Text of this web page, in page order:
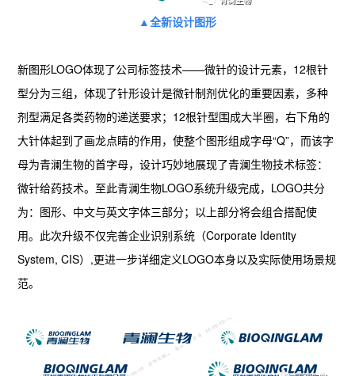
▲全新设计图形
新图形LOGO体现了公司标签技术——微针的设计元素，12根针
型分为三组，体现了针形设计是微针制剂优化的重要因素，多种
剂型满足各类药物的递送要求；12根针型围成大半圈，右下角的
大针体起到了画龙点睛的作用，使整个图形组成字母“Q”，而该字
母为青澜生物的首字母，设计巧妙地展现了青澜生物技术标签：
微针给药技术。至此青澜生物LOGO系统升级完成，LOGO共分
为：图形、中文与英文字体三部分；以上部分将会组合搭配使
用。此次升级不仅完善企业识别系统（Corporate Identity
System, CIS）,更进一步详细定义LOGO本身以及实际使用场景规
范。